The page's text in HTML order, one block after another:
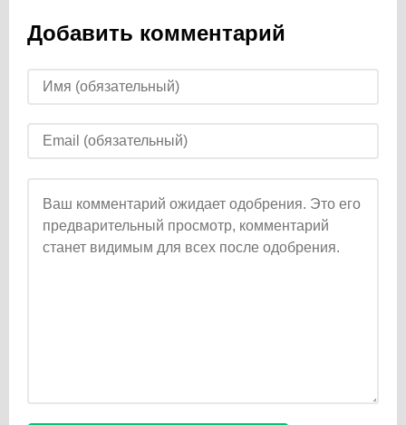
Добавить комментарий